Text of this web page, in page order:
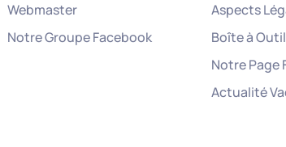
Webmaster
Notre Groupe Facebook
Aspects
Boîte à
Notre Page
Actualité